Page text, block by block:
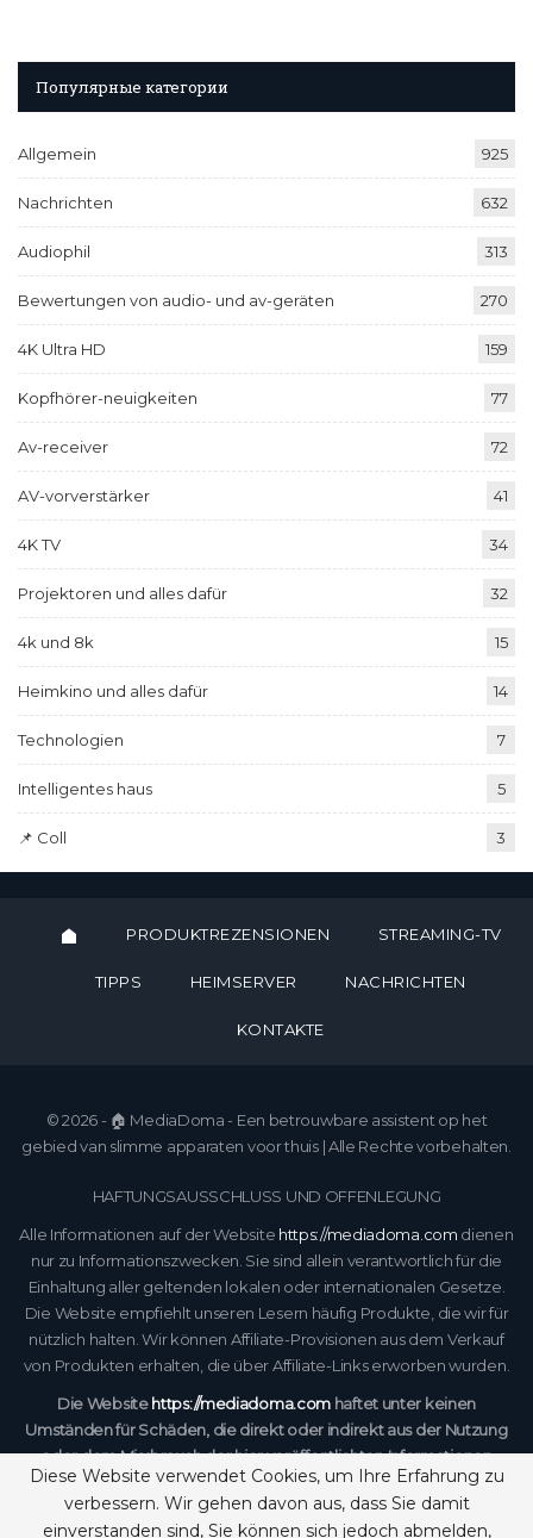
Популярные категории
Allgemein 925
Nachrichten 632
Audiophil 313
Bewertungen von audio- und av-geräten 270
4K Ultra HD 159
Kopfhörer-neuigkeiten 77
Av-receiver 72
AV-vorverstärker 41
4K TV 34
Projektoren und alles dafür 32
4k und 8k 15
Heimkino und alles dafür 14
Technologien 7
Intelligentes haus 5
📌 Coll 3
PRODUKTREZENSIONEN STREAMING-TV
TIPPS HEIMSERVER NACHRICHTEN
KONTAKTE
© 2026 - 🏠 MediaDoma - Een betrouwbare assistent op het
gebied van slimme apparaten voor thuis | Alle Rechte vorbehalten.
HAFTUNGSAUSSCHLUSS UND OFFENLEGUNG
Alle Informationen auf der Website https://mediadoma.com dienen
nur zu Informationszwecken. Sie sind allein verantwortlich für die
Einhaltung aller geltenden lokalen oder internationalen Gesetze.
Die Website empfiehlt unseren Lesern häufig Produkte, die wir für
nützlich halten. Wir können Affiliate-Provisionen aus dem Verkauf
von Produkten erhalten, die über Affiliate-Links erworben wurden.
Die Websitehttps://mediadoma.com haftet unter keinen
Umständen für Schäden, die direkt oder indirekt aus der Nutzung
oder dem Missbrauch der hier veröffentlichten Informationen
entstehen. Indem Sie fortfahren, bestätigen Sie, dass Sie unseren
vollständigenHaftungsausschluss und unsere
Diese Website verwendet Cookies, um Ihre Erfahrung zu
verbessern. Wir gehen davon aus, dass Sie damit
einverstanden sind, Sie können sich jedoch abmelden,